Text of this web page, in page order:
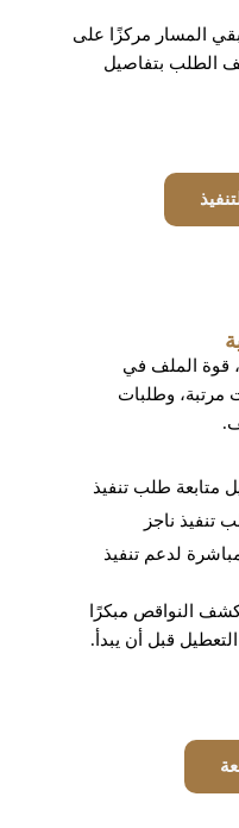
المسار مركزًا على
الطلب بتفاصيل
قوة الملف في
مرتبة، وطلبات
متابعة طلب تنفيذ
تنفيذ ناجز
لدعم تنفيذ
النواقص مبكرًا
قبل أن يبدأ.